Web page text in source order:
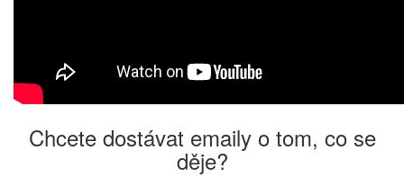
Chcete dostávat emaily o tom, co se
děje?